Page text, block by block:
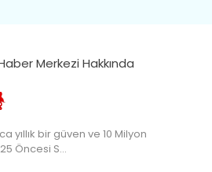
Merkezi Hakkında
yıllık bir güven ve 10 Milyon
Öncesi S…